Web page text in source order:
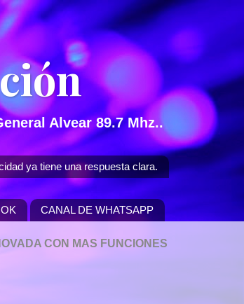
Alvear 89.7 Mhz..
ya tiene una respuesta clara.
CANAL DE WHATSAPP
CON MAS FUNCIONES